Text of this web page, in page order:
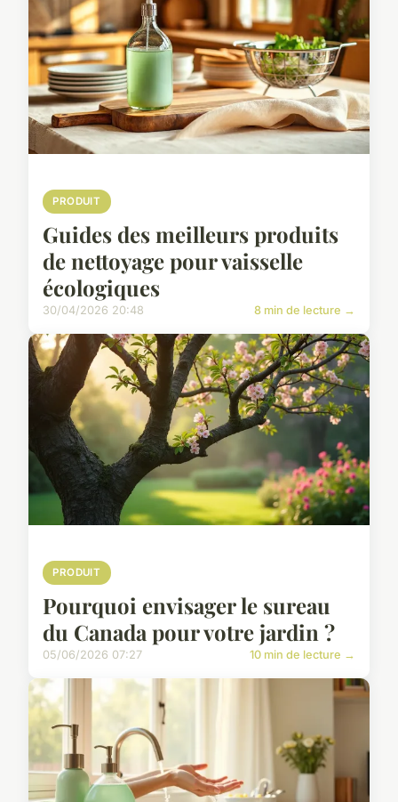
PRODUIT
Guides des meilleurs produits
de nettoyage pour vaisselle
écologiques
30/04/2026 20:48 8 min de lecture →
PRODUIT
Pourquoi envisager le sureau
du Canada pour votre jardin ?
05/06/2026 07:27 10 min de lecture →